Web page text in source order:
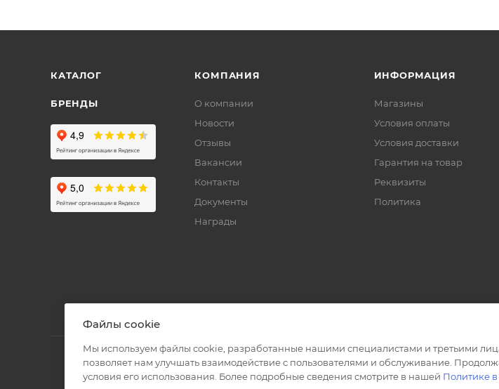
КАТАЛОГ
БРЕНДЫ
КОМПАНИЯ
О компании
Новости
Отзывы
Вакансии
Контакты
Документы
Награды
ИНФОРМАЦИЯ
Магазины
Условия оплаты
Условия доставки
Гарантия на товар
Реквизиты
Политика
Файлы cookie
Мы используем файлы cookie, разработанные нашими специалистами и третьими
позволяет нам улучшать взаимодействие с пользователями и обслуживание.
условия его использования. Более подробные сведения смотрите в нашей Политике